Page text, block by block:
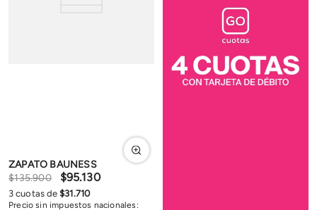
ZAPATO BAUNESS
$135.900 $95.130
Precio sin impuestos nacionales:
3 cuotas de$31.710